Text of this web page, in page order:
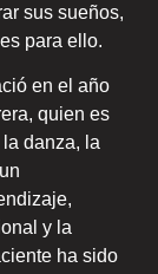
sus sueños,
para ello.
en el año
quien es
danza, la
y la
ha sido